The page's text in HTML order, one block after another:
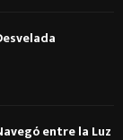
entre la Luz